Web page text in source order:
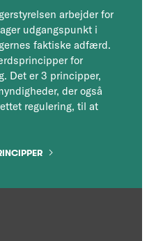
arbejder for
udgangspunkt i
faktiske adfærd.
for
Det er 3 principper,
der også
regulering, til at